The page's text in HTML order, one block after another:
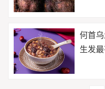
何首
生发